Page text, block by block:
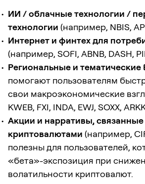
ИИ / облачные технологии /
технологии (например, NBIS,
Интернет и финтех для
(например, SOFI, ABNB, DASH,
Региональные и тематические
помогают пользователям
свои макроэкономические
KWEB, FXI, INDA, EWJ, SOXX,
Акции и нарративы, связанные
криптовалютами (например,
полезны для пользователей,
«бета»-экспозиция при
волатильности криптовалют.